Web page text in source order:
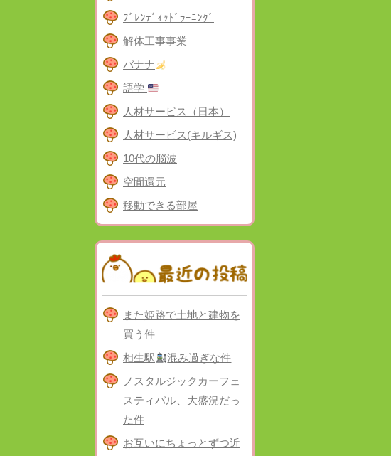
ﾌﾞﾚﾝﾃﾞｨｯﾄﾞﾗｰﾆﾝｸﾞ
解体工事事業
バナナ
語学
人材サービス（日本）
人材サービス(キルギス)
10代の脳波
空間還元
移動できる部屋
また姫路で土地と建物を
買う件
相生駅
混み過ぎな件
ノスタルジックカーフェ
スティバル、大盛況だっ
た件
お互いにちょっとずつ近